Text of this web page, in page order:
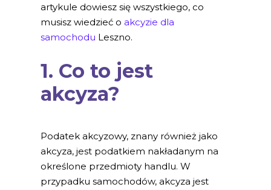
artykule dowiesz się wszystkiego, co
musisz wiedzieć o akcyzie dla
samochodu Leszno.
1. Co to jest
akcyza?
Podatek akcyzowy, znany również jako
akcyza, jest podatkiem nakładanym na
określone przedmioty handlu. W
przypadku samochodów, akcyza jest